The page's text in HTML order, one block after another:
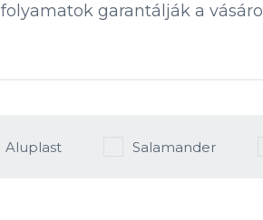
folyamatok garantálják a
Aluplast Salamander